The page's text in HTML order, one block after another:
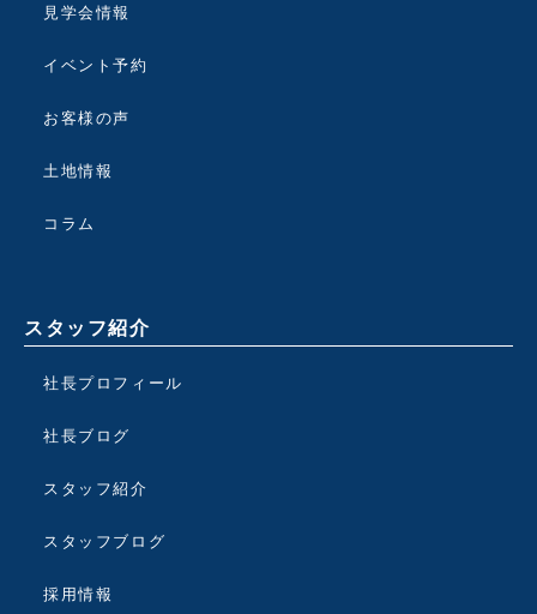
見学会情報
イベント予約
お客様の声
土地情報
コラム
スタッフ紹介
社長プロフィール
社長ブログ
スタッフ紹介
スタッフブログ
採用情報